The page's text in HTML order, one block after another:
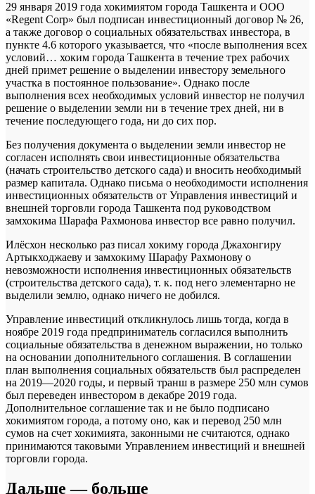
29 января 2019 года хокимиятом города Ташкента и ООО
«Regent Corp» был подписан инвестиционный договор № 26,
а также договор о социальных обязательствах инвестора, в
пункте 4.6 которого указывается, что «после выполнения всех
условий… хоким города Ташкента в течение трех рабочих
дней примет решение о выделении инвестору земельного
участка в постоянное пользование». Однако после
выполнения всех необходимых условий инвестор не получил
решение о выделении земли ни в течение трех дней, ни в
течение последующего года, ни до сих пор.
Без получения документа о выделении земли инвестор не
согласен исполнять свои инвестиционные обязательства
(начать строительство детского сада) и вносить необходимый
размер капитала. Однако письма о необходимости исполнения
инвестиционных обязательств от Управления инвестиций и
внешней торговли города Ташкента под руководством
замхокима Шарафа Рахмонова инвестор все равно получил.
Илёсхон несколько раз писал хокиму города Джахонгиру
Артыкходжаеву и замхокиму Шарафу Рахмонову о
невозможности исполнения инвестиционных обязательств
(строительства детского сада), т. к. под него элементарно не
выделили землю, однако ничего не добился.
Управление инвестиций откликнулось лишь тогда, когда в
ноябре 2019 года предприниматель согласился выполнить
социальные обязательства в денежном выражении, но только
на основании дополнительного соглашения. В соглашении
план выполнения социальных обязательств был распределен
на 2019—2020 годы, и первый транш в размере 250 млн сумов
был переведен инвестором в декабре 2019 года.
Дополнительное соглашение так и не было подписано
хокимиятом города, а потому оно, как и перевод 250 млн
сумов на счет хокимията, законными не считаются, однако
принимаются таковыми Управлением инвестиций и внешней
торговли города.
Дальше — больше